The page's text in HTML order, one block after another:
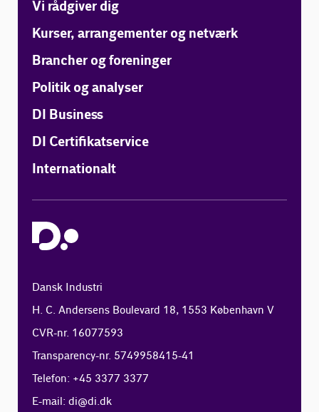
Vi rådgiver dig
Kurser, arrangementer og netværk
Brancher og foreninger
Politik og analyser
DI Business
DI Certifikatservice
Internationalt
Dansk Industri
H. C. Andersens Boulevard 18, 1553 København V
CVR-nr. 16077593
Transparency-nr. 5749958415-41
Telefon: +45 3377 3377
E-mail:di@di.dk